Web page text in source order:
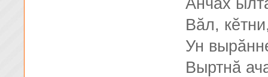
Анчах
Вăл,
Ун
Выртнă